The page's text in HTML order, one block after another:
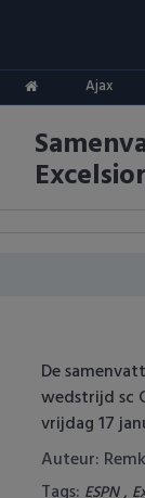
Ajax
ADO Den
Ajax
FC Utrecht
Feyenoord
Competities
Eredivisie
Champions
Europa
Oranje
De
wedstrijd sc
vrijdag 17
Auteur: